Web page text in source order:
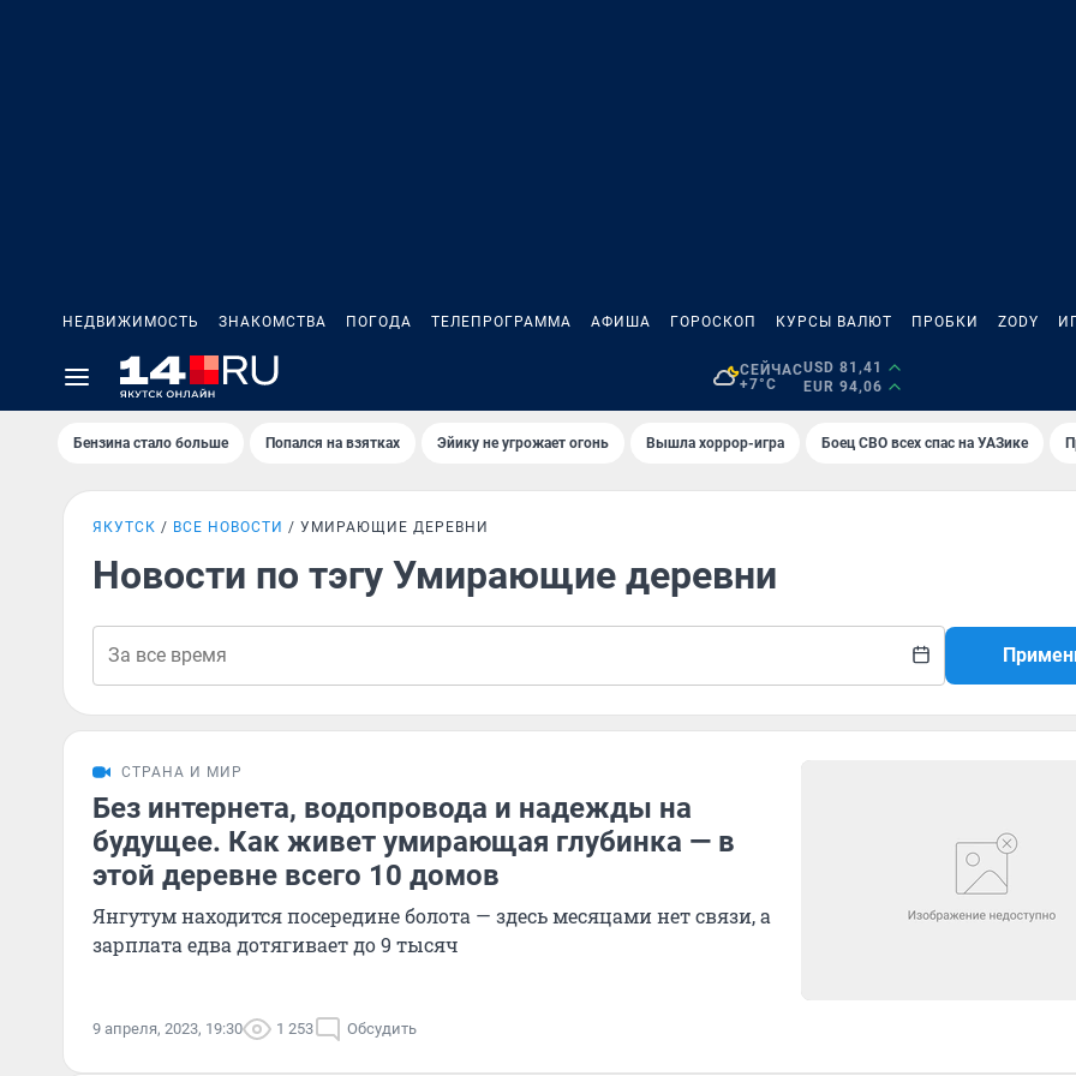
НЕДВИЖИМОСТЬ ЗНАКОМСТВА ПОГОДА ТЕЛЕПРОГРАММА АФИША ГОРОСКОП КУРСЫ ВАЛЮТ ПРОБКИ ZODY
СЕЙЧАС
+7°C
USD 81,41
EUR 94,06
Бензина стало больше Попался на взятках Эйику не угрожает огонь Вышла хоррор-игра Боец СВО всех спас на УАЗике
ЯКУТСК ВСЕ НОВОСТИ УМИРАЮЩИЕ ДЕРЕВНИ
Новости по тэгу Умирающие деревни
СТРАНА И МИР
Без интернета, водопровода и надежды на
будущее. Как живет умирающая глубинка — в
этой деревне всего 10 домов
Янгутум находится посередине болота — здесь месяцами нет связи, а
зарплата едва дотягивает до 9 тысяч
9 апреля, 2023, 19:30 1 253 Обсудить